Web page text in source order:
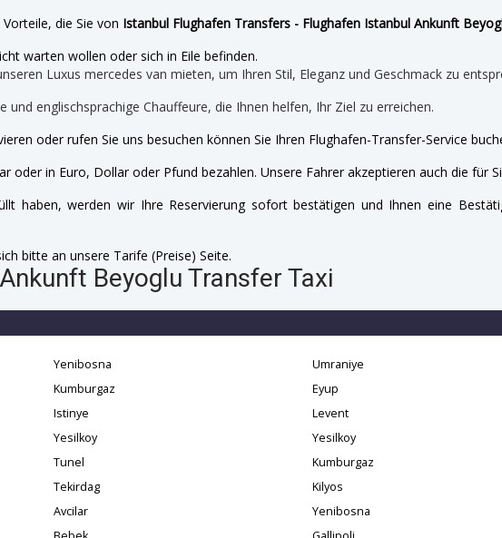
die Sie von Istanbul Flughafen Transfers - Flughafen Istanbul Ankunft
warten wollen oder sich in Eile befinden.
Luxus mercedes van mieten, um Ihren Stil, Eleganz und Geschmack zu
und englischsprachige Chauffeure, die Ihnen helfen, Ihr Ziel zu erreichen.
oder rufen Sie uns besuchen können Sie Ihren Flughafen-Transfer-Service
oder in Euro, Dollar oder Pfund bezahlen. Unsere Fahrer akzeptieren auch die für
haben, werden wir Ihre Reservierung sofort bestätigen und Ihnen eine
bitte an unsere Tarife (Preise) Seite.
Beyoglu Transfer Taxi
Yenibosna
Kumburgaz
Istinye
Yesilkoy
Tunel
Tekirdag
Avcilar
Umraniye
Eyup
Levent
Yesilkoy
Kumburgaz
Kilyos
Yenibosna